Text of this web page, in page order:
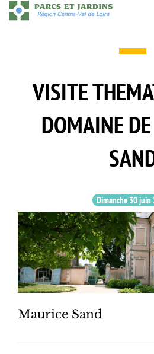
Aller
au
VISITE
DOMAINE DE
Dimanche 30 juin
Maurice Sand